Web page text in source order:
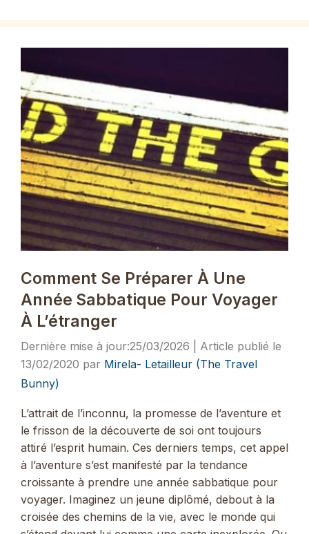
Comment Se Préparer À Une
Année Sabbatique Pour Voyager
À L’étranger
25/03/2026
13/02/2020 par Mirela- Letailleur (The Travel
Bunny)
L’attrait de l’inconnu, la promesse de l’aventure et
le frisson de la découverte de soi ont toujours
attiré l’esprit humain. Ces derniers temps, cet appel
à l’aventure s’est manifesté par la tendance
croissante à prendre une année sabbatique pour
voyager. Imaginez un jeune diplômé, debout à la
croisée des chemins de la vie, avec le monde qui